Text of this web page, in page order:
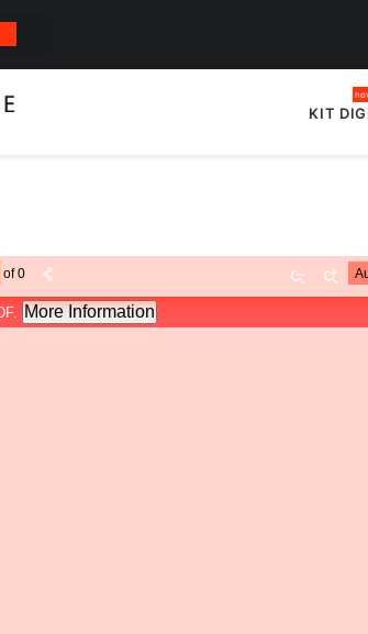
KIT